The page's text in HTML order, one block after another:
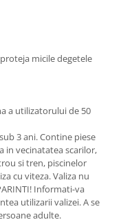
micile degetele
a utilizatorului de 50
3 ani. Contine piese
in vecinatatea scarilor,
si tren, piscinelor
cu viteza. Valiza nu
Informati-va
utilizarii valizei. A se
adulte.